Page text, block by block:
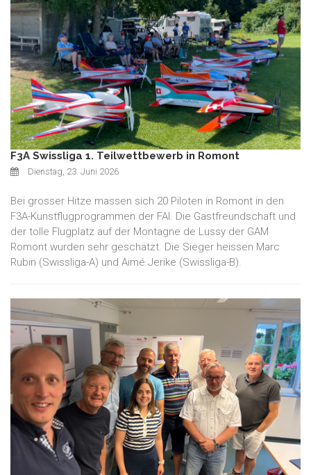
F3A Swissliga 1. Teilwettbewerb in Romont
Dienstag, 23. Juni 2026
Bei grosser Hitze massen sich 20 Piloten in Romont in den
F3A-Kunstflugprogrammen der FAI. Die Gastfreundschaft und
der tolle Flugplatz auf der Montagne de Lussy der GAM
Romont wurden sehr geschätzt. Die Sieger heissen Marc
Rubin (Swissliga-A) und Aimé Jerike (Swissliga-B).